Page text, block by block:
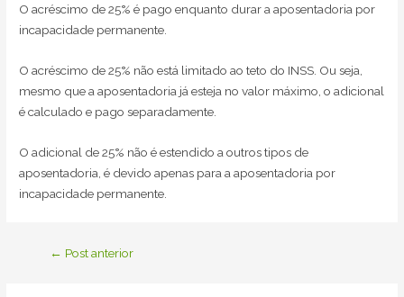
O acréscimo de 25% é pago enquanto durar a aposentadoria por
incapacidade permanente.
O acréscimo de 25% não está limitado ao teto do INSS. Ou seja,
mesmo que a aposentadoria já esteja no valor máximo, o adicional
é calculado e pago separadamente.
O adicional de 25% não é estendido a outros tipos de
aposentadoria, é devido apenas para a aposentadoria por
incapacidade permanente.
Navegação
← Post anterior